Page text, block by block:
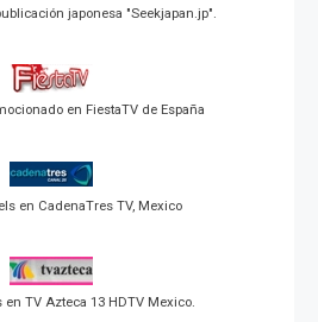
japonesa "Seekjapan.jp".
en FiestaTV de España
en CadenaTres TV, Mexico
TV Azteca 13 HDTV Mexico.